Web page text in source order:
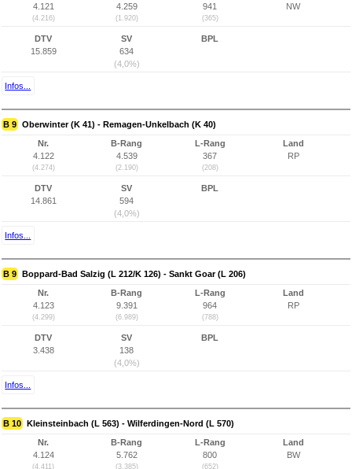
4.121
(4.216)
4.259
(1.920)
941
(365)
NW
DTV
15.859
SV
634
(4,0%)
BPL
Infos...
B 9 Oberwinter (K 41) - Remagen-Unkelbach (K 40)
Nr.
4.122
(4.274)
B-Rang
4.539
(2.190)
L-Rang
367
(208)
Land
RP
DTV
14.861
SV
594
(4,0%)
BPL
Infos...
B 9 Boppard-Bad Salzig (L 212/K 126) - Sankt Goar (L 206)
Nr.
4.123
(4.299)
B-Rang
9.391
(6.989)
L-Rang
964
(788)
Land
RP
DTV
3.438
SV
138
(4,0%)
BPL
Infos...
B 10 Kleinsteinbach (L 563) - Wilferdingen-Nord (L 570)
Nr.
4.124
(4.411)
B-Rang
5.762
(3.385)
L-Rang
800
(652)
Land
BW